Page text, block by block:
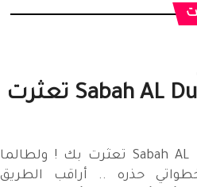
Sabah AL Dulaimi تعثرت
Sabah AL Dulaimi تعثرت بك ! ولطالما
حذره .. أراقب الطريق